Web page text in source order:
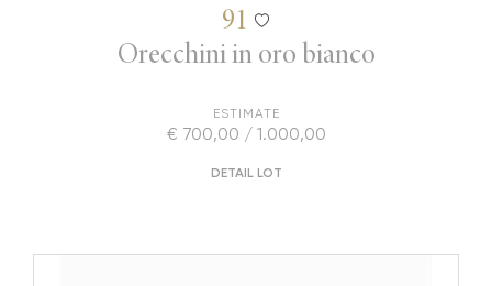
91
Orecchini in oro bianco
ESTIMATE
€ 700,00 / 1.000,00
DETAIL LOT